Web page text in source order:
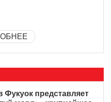
Фукуок представляет